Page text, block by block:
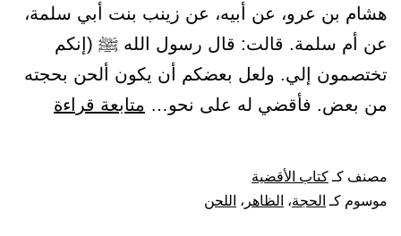
هشام بن عرو، عن أبيه، عن زينب بنت أبي سلمة،
عن أم سلمة. قالت: قال رسول الله ﷺ (إنكم
تختصمون إلي. ولعل بعضكم أن يكون ألحن بحجته
من بعض. فأقضي له على نحو… متابعة قراءة
مصنف كـكتاب الأقضية
موسوم كـ الحجة، الظاهر ، اللحن